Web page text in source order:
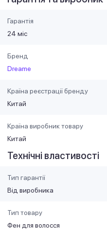
Гарантія
24 міс
Бренд
Dreame
Країна реєстрації бренду
Китай
Країна виробник товару
Китай
Технічні властивості
Тип гарантії
Від виробника
Тип товару
Фен для волосся